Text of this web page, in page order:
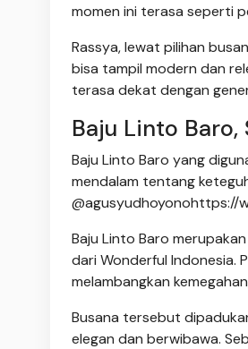
momen ini terasa seperti
Rassya, lewat pilihan
bisa tampil modern dan
terasa dekat dengan
Baju Linto
Baju Linto Baro yang
mendalam tentang
@agusyudhoyonohttps://
Baju Linto Baro
dari Wonderful Indonesia.
melambangkan
Busana tersebut
elegan dan berwibawa.